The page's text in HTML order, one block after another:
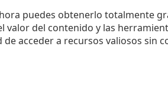
puedes obtenerlo totalmente
del contenido y las
acceder a recursos valiosos sin